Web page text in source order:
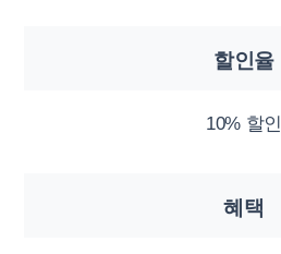
할인율
10% 할인
혜택